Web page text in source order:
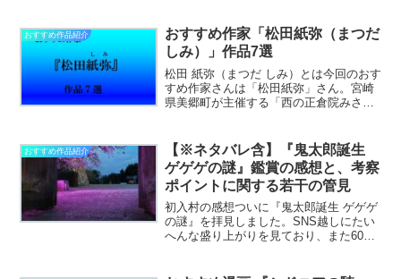
場する主なキャラクターたちは少女のよ
うな少年のような、中性的………………
～続きを読む～
おすすめ作品紹介
おすすめ作家「松田紙弥（まつだ
しみ）」作品7選
松田 紙弥（まつだ しみ）とは今回のおす
すめ作家さんは「松田紙弥」さん。宮崎
県美郷町が主催する「西の正倉院みさと
筆力と練り上げられた物語の数々。私も
夢中で作品を読ん………………～続きを
読む～
おすすめ作品紹介
【※ネタバレ含】『鬼太郎誕生
ゲゲゲの謎』鑑賞の感想と、考察
ポイントに関する若干の管見
初入村の感想ついに『鬼太郎誕生 ゲゲゲ
の謎』を拝見しました。SNS越しにたい
へんな盛り上がりを見ており、また60年